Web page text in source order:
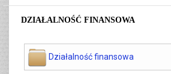
DZIAŁALNOŚĆ FINANSOWA
Działalność finansowa